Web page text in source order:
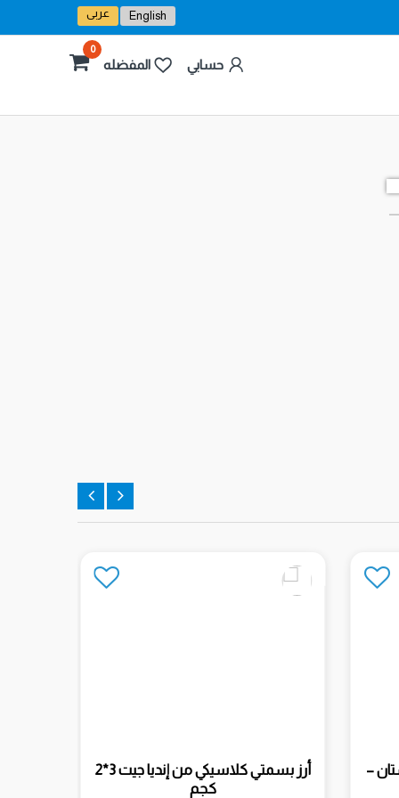
English عربى
0
المفضله حسابي
أرز بسمتي كلاسيكي من إنديا جيت 3*2
كجم
–